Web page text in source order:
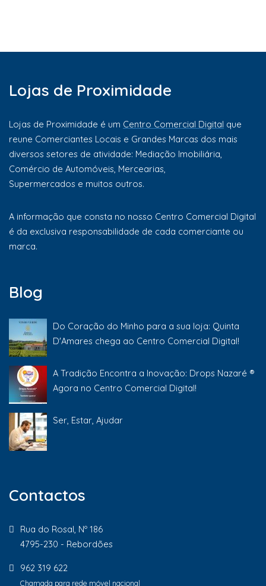
Lojas de Proximidade
Lojas de Proximidade é um Centro Comercial Digital que
reune Comerciantes Locais e Grandes Marcas dos mais
diversos setores de atividade: Mediação Imobiliária,
Comércio de Automóveis, Mercearias,
Supermercados e muitos outros.
A informação que consta no nosso Centro Comercial Digital
é da exclusiva responsabilidade de cada comerciante ou
marca.
Blog
Do Coração do Minho para a sua loja: Quinta
D'Amares chega ao Centro Comercial Digital!
A Tradição Encontra a Inovação: Drops Nazaré ®
Agora no Centro Comercial Digital!
Ser, Estar, Ajudar
Contactos
Rua do Rosal, Nº 186
4795-230 - Rebordões
962 319 622
Chamada para rede móvel nacional